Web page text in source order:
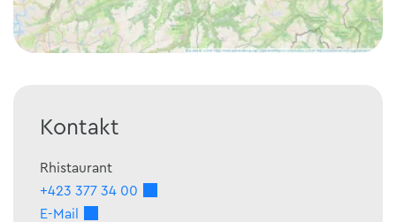
Kontakt
Rhistaurant
+423 377 34 00
E-Mail